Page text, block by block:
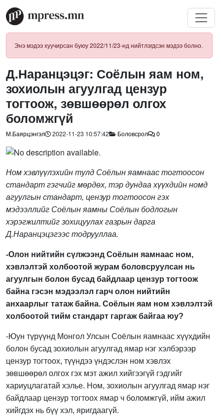
Энэ мэдээ хуучирсан буюу 2022/11/23-нд нийтлэгдсэн мэдээ болно.
Д.Наранцэцэг: Соёлын яам ном,
зохиолын агуулгад цензур
тогтоож, зөвшөөрөл олгох
боломжгүй
М.Баярцэнгэл 2022-11-23 10:57:42 Боловсрол 0
Ном хэвлүүлэхийн тулд Соёлын яамнаас тогтоосон
стандарт гэгчийг мөрдөх, тэр дундаа хүүхдийн номд
агуулгын стандарт, цензур тогтоосон гэх
мэдээллийг Соёлын яамны Соёлын бодлогын
хэрэгжилтийг зохицуулах газрын дарга
Д.Наранцэцэгээс тодрууллаа.
-Олон нийтийн сүлжээнд Соёлын яамнаас ном,
хэвлэлтэй холбоотой журам боловсруулсан нь
агуулгын болон бусад байдлаар цензур тогтоож
байна гэсэн мэдээлэл гарч олон нийтийн
анхаарлыг татаж байна. Соёлын яам ном хэвлэлтэй
холбоотой тийм стандарт гаргаж байгаа юу?
-Юун түрүүнд Монгол Улсын Соёлын яамнаас хүүхдийн
болон бусад зохиолын агуулгад ямар нэг хэлбэрээр
цензур тогтоох, түүндээ үндэслэн ном хэвлэх
зөвшөөрөл олгох гэх мэт ажил хийгээгүй гэдгийг
хариуцлагатай хэлье. Ном, зохиолын агуулгад ямар нэг
байдлаар цензур тогтоох ямар ч боломжгүй, ийм ажил
хийгдэх нь бүү хэл, яригдаагүй.